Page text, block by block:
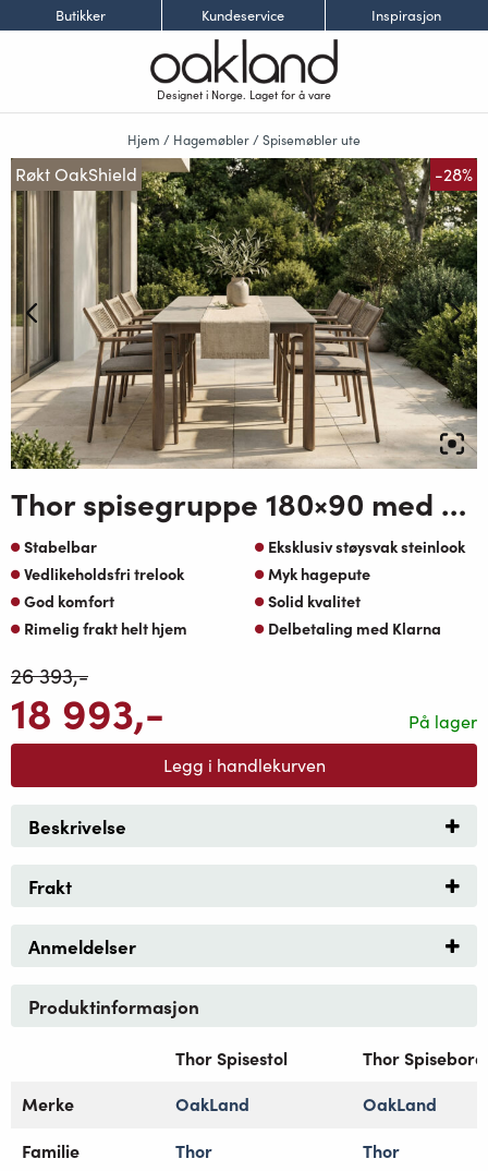
Butikker Kundeservice Inspirasjon
Designet i Norge. Laget for å vare
Hjem / Hagemøbler /Spisemøbler ute
Røkt OakShield -28%
Thor spisegruppe 180×90 med 6 Thor spisestoler natur brun sunfab puter røkt oakshield
Stabelbar
Eksklusiv støysvak steinlook
Vedlikeholdsfri trelook
Myk hagepute
God komfort
Solid kvalitet
Rimelig frakt helt hjem
Delbetaling med Klarna
På lager
26 393,-
18 993,-
Legg i handlekurven
Beskrivelse
Frakt
Anmeldelser
Produktinformasjon
Thor Spisestol
Thor
Merke
OakLand
OakLand
Familie
Thor
Thor